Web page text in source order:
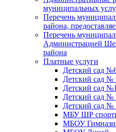
муниципальных
Перечень
района,
Перечень
Администрацией
района
Платные услуги
Детский сад
Детский сад №
Детский сад
Детский сад №
Детский сад №
МБУ ШР
МБОУ